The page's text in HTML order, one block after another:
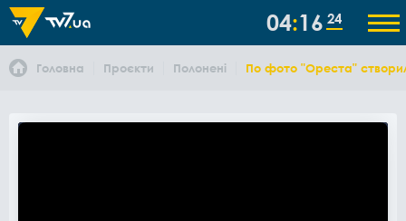
04 16 25
Головна Проєкти Полонені По фото "Ореста"